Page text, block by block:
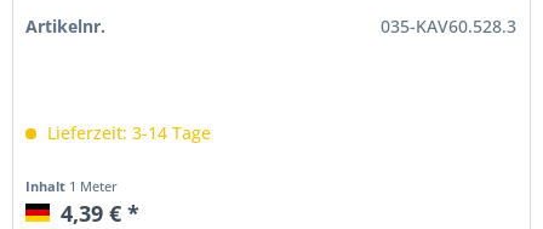
Artikelnr. 035-KAV60.528.3
Lieferzeit: 3-14 Tage
Inhalt 1 Meter
4,39 € *